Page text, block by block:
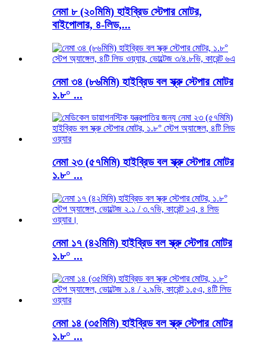
নেমা ৮ (২০মিমি) হাইব্রিড স্টেপার মোটর,
বাইপোলার, ৪-লিড,...
নেমা ৩৪ (৮৬মিমি) হাইব্রিড বল স্ক্রু স্টেপার মোটর
১.৮° ...
নেমা ২৩ (৫৭মিমি) হাইব্রিড বল স্ক্রু স্টেপার মোটর
১.৮° ...
নেমা ১৭ (৪২মিমি) হাইব্রিড বল স্ক্রু স্টেপার মোটর
১.৮° ...
নেমা ১৪ (৩৫মিমি) হাইব্রিড বল স্ক্রু স্টেপার মোটর
১.৮° ...